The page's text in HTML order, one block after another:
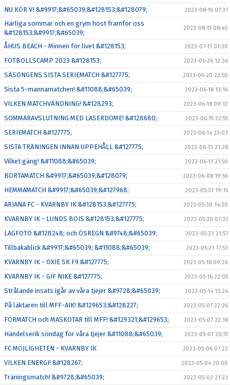
NU KÖR VI &#9917;&#65039;&#128153;&#128079; 2023-08-16 07:37
Härliga sommar och en grym höst framför oss
&#128153;&#9917;&#65039;
2023-08-15 08:40
ÅHUS BEACH - Minnen för livet &#128153; 2023-07-11 01:30
FOTBOLLSCAMP 2023 &#128153; 2023-06-26 12:34
SÄSONGENS SISTA SERIEMATCH &#127775; 2023-06-20 22:50
Sista 5-mannamatchen! &#11088;&#65039; 2023-06-18 13:16
VILKEN MATCHVÄNDNING! &#128293; 2023-06-18 09:12
SOMMARAVSLUTNING MED LASERDOME! &#128680; 2023-06-15 22:55
SERIEMATCH &#127775; 2023-06-14 23:03
SISTA TRÄNINGEN INNAN UPPEHÅLL &#127775; 2023-06-13 21:28
Vilket gäng! &#11088;&#65039; 2023-06-11 21:50
BORTAMATCH &#9917;&#65039;&#128079; 2023-06-08 19:56
HEMMAMATCH &#9917;&#65039;&#127968; 2023-05-31 19:15
ARIANA FC - KVARNBY IK &#128153;&#127775; 2023-05-30 14:20
KVARNBY IK - LUNDS BOIS &#128153;&#127775; 2023-05-30 07:31
LAGFOTO &#128248; och ÖSREGN &#9748;&#65039; 2023-05-23 21:57
Tillbakablick &#9917;&#65039; &#11088;&#65039; 2023-05-21 17:53
KVARNBY IK - OXIE SK F9 &#127775; 2023-05-18 09:26
KVARNBY IK - GIF NIKE &#127775; 2023-05-16 22:05
Strålande insats igår av våra tjejer &#9728;&#65039; 2023-05-14 13:24
På läktaren till MFF-AIK! &#129653;&#128227; 2023-05-07 22:26
FÖRMATCH och MASKOTAR till MFF! &#129321;&#129653; 2023-05-07 22:18
Händelserik söndag för våra tjejer &#11088;&#65039; 2023-05-07 20:51
FC MÖJLIGHETEN - KVARNBY IK 2023-05-06 07:22
VILKEN ENERGI! &#128267; 2023-05-04 20:00
Träningsmatch! &#9728;&#65039; 2023-05-02 21:23